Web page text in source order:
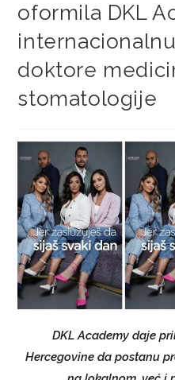
oformila DKL
doktore
stomatologije
DKL Academy daje
Hercegovine da postanu